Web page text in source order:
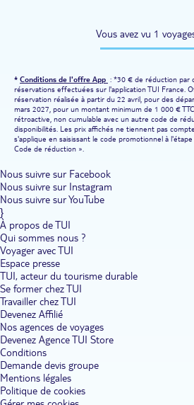
Vous avez vu 1
* Conditions de l'offre App : *30 € de réduction par
réservations effectuées sur l'application TUI France.
réservation réalisée à partir du 22 avril, pour des
mars 2027, pour un montant minimum de 1 000 €
rétroactive, non cumulable avec un autre code de
disponibilités. Les prix affichés ne tiennent pas
s'applique en saisissant le code promotionnel à
Code de réduction ».
Nous suivre sur Facebook
Nous suivre sur Instagram
Nous suivre sur YouTube
}
À propos de TUI
Qui sommes nous ?
Voyager avec TUI
Espace presse
TUI, acteur du tourisme durable
Se former chez TUI
Travailler chez TUI
Devenez Affilié
Nos agences de voyages
Devenez Agence TUI Store
Conditions
Demande devis groupe
Mentions légales
Politique de cookies